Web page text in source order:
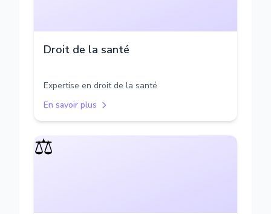
Droit de la santé
Expertise en droit de la santé
En savoir plus
⚖️